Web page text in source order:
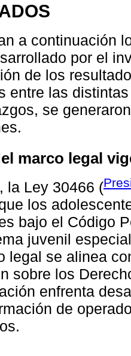
a continuación
por el
de los
entre las
se
marco legal
la Ley 30466 (
los
bajo el Código
juvenil
legal se alinea
sobre los
enfrenta
de